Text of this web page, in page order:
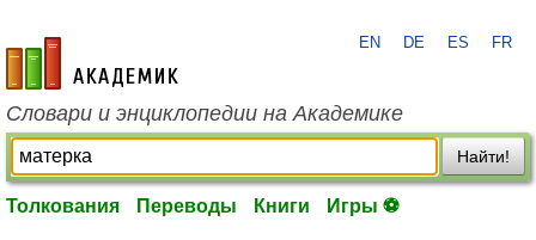
academic.ru
EN DE ES FR
Словари и энциклопедии на Академике
Найти!
Толкования Переводы Книги Игры ⚽